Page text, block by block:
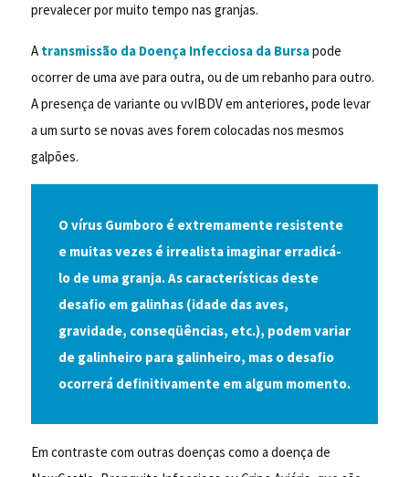
prevalecer por muito tempo nas granjas.
A transmissão da Doença Infecciosa da Bursapode
ocorrer de uma ave para outra, ou de um rebanho para outro.
A presença de variante ou vvIBDV em anteriores, pode levar
a um surto se novas aves forem colocadas nos mesmos
galpões.
O vírus Gumboro é extremamente resistente
e muitas vezes é irrealista imaginar erradicá-
lo de uma granja. As características deste
desafio em galinhas (idade das aves,
gravidade, conseqüências, etc.), podem variar
de galinheiro para galinheiro, mas o desafio
ocorrerá definitivamente em algum momento.
Em contraste com outras doenças como a doença de